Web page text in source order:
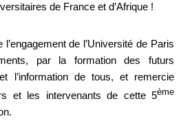
de France et d’Afrique !
de l’Université de Paris
par la formation des futurs
l’information de tous, et remercie
et les intervenants de cette 5ème